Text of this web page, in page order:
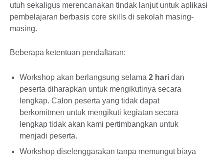
utuh sekaligus merencanakan tindak lanjut untuk aplikasi
pembelajaran berbasis core skills di sekolah masing-
masing.
Beberapa ketentuan pendaftaran:
Workshop akan berlangsung selama 2 hari dan
peserta diharapkan untuk mengikutinya secara
lengkap. Calon peserta yang tidak dapat
berkomitmen untuk mengikuti kegiatan secara
lengkap tidak akan kami pertimbangkan untuk
menjadi peserta.
Workshop diselenggarakan tanpa memungut biaya